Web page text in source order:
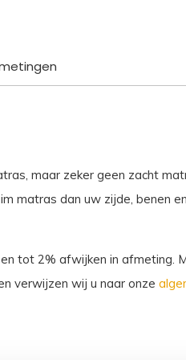
maar zeker geen zacht
matras dan uw zijde,
tot 2% afwijken in
verwijzen wij u naar onze